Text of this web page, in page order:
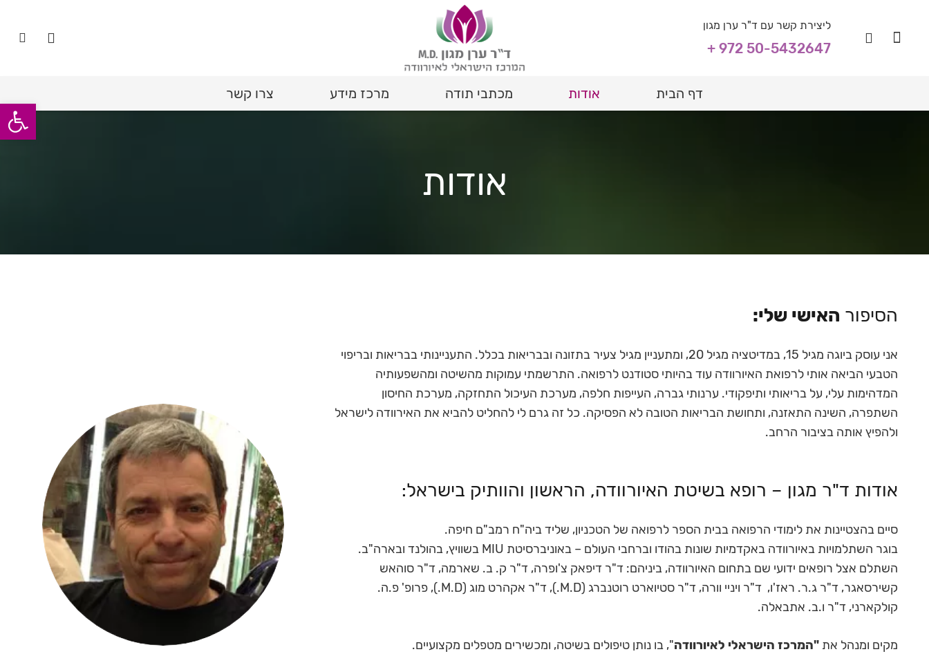
פתח
ליצירת קשר עם ד"ר ערן מגון
+ 972 50-5432647
דף הבית אודות מכתבי תודה מרכז מידע צרו קשר
אודות
הסיפור האישי שלי:
אני עוסק ביוגה מגיל 15, במדיטציה מגיל 20, ומתעניין מגיל צעיר בתזונה ובבריאות בכלל. התעניינותי בבריאות ובריפוי
הטבעי הביאה אותי לרפואת האיורוודה עוד בהיותי סטודנט לרפואה. התרשמתי עמוקות מהשיטה ומהשפעותיה
המדהימות עלי, על בריאותי ותיפקודי. ערנותי גברה, העייפות חלפה, מערכת העיכול התחזקה, מערכת החיסון
השתפרה, השינה התאזנה, ותחושת הבריאות הטובה לא הפסיקה. כל זה גרם לי להחליט להביא את האירוודה לישראל
ולהפיץ אותה בציבור הרחב.
אודות ד"ר מגון – רופא בשיטת האיורוודה, הראשון והוותיק בישראל:
סיים בהצטיינות את לימודי הרפואה בבית הספר לרפואה של הטכניון, שליד ביה"ח רמב"ם חיפה.
בוגר השתלמויות באיורוודה באקדמיות שונות בהודו וברחבי העולם – באוניברסיטת MIU בשוויץ, בהולנד ובארה"ב.
השתלם אצל רופאים ידועי שם בתחום האיורוודה, ביניהם: ד"ר דיפאק צ'ופרה, ד"ר ק. ב. שארמה, ד"ר סוהאש
קשירסאגר, ד"ר ג.ר. ראז'ו, ד"ר ויניי וורה, ד"ר סטיוארט רוטנברג (M.D.), ד"ר אקהרט מוג (M.D.), פרופ' פ.ה.
קולקארני, ד"ר ו.ב. אתבאלה.
מקים ומנהל את "המרכז הישראלי לאיורוודה", בו נותן טיפולים בשיטה, ומכשירים מטפלים מקצועיים.